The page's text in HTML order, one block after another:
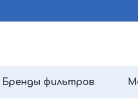
Бренды фильтров